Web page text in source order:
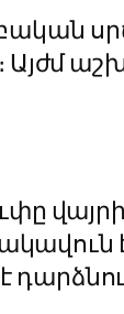
Այժմ
վայրի
է